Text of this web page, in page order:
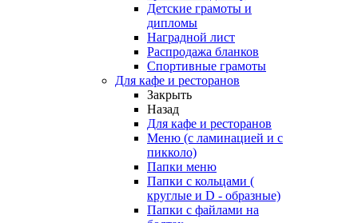
Детские грамоты и
дипломы
Наградной лист
Распродажа бланков
Спортивные грамоты
Для кафе и ресторанов
Закрыть
Назад
Для кафе и ресторанов
Меню (с ламинацией и с
пикколо)
Папки меню
Папки с кольцами (
круглые и D - образные)
Папки с файлами на